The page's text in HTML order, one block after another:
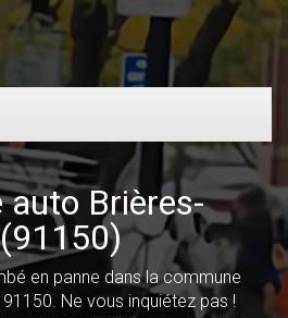
auto Brières-
en panne dans la commune
Ne vous inquiétez pas !